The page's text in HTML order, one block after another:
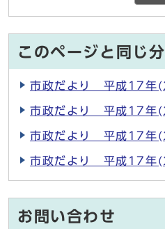
このページと同じ
市政だより 平成17年
市政だより 平成17年
市政だより 平成17年
市政だより 平成17年
お問い合わせ